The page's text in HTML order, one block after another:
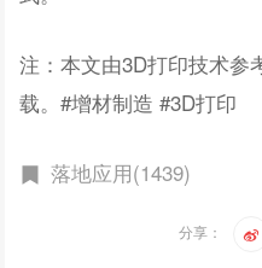
注：本文由3D打印技术参
载。#增材制造 #3D打印
落地应用(1439)
分享：